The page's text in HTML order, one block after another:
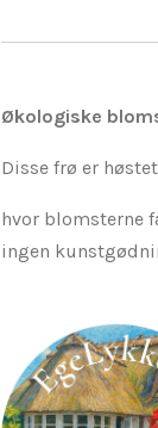
Økologiske
Disse frø er
hvor blomsterne
ingen